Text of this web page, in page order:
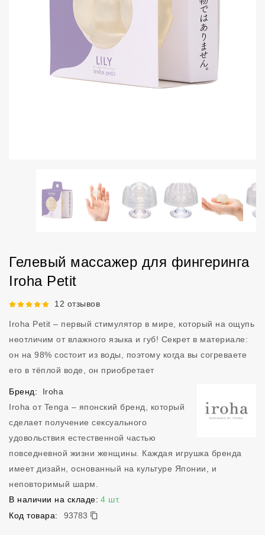
Гелевый массажер для фингеринга
Iroha Petit
Рейтинг 5 из 5.12 отзывов
Iroha Petit – первый стимулятор в мире, который на ощупь
неотличим от влажного языка и губ! Секрет в материале:
он на 98% состоит из воды, поэтому когда вы согреваете
его в тёплой воде, он приобретает
Бренд:
Iroha
Iroha от Tenga – японский бренд, который
сделает получение сексуального
удовольствия естественной частью
повседневной жизни женщины. Каждая игрушка бренда
имеет дизайн, основанный на культуре Японии, и
неповторимый шарм.
В наличии на складе: 4 шт.
Код товара:
93783
93783